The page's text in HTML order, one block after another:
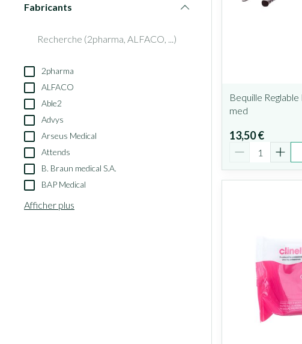
Fabricants
2pharma
ALFACO
Able2
Advys
Arseus Medical
Attends
B. Braun medical S.A.
BAP Medical
Afficher plus
Bequille
med
13,50 €
Quantité